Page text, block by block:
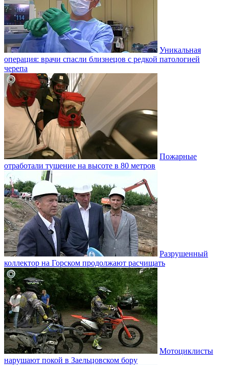
Уникальная
операция: врачи спасли близнецов с редкой патологией
черепа
Пожарные
отработали тушение на высоте в 80 метров
Разрушенный
коллектор на Горском продолжают расчищать
Мотоциклисты
нарушают покой в Заельцовском бору